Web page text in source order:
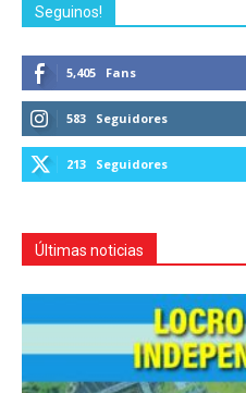
Seguinos!
5,405 Fans
583 Seguidores
213 Seguidores
Últimas noticias